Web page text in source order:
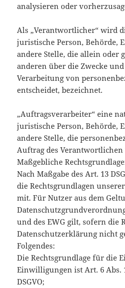
analysieren oder
Als „Verantwortlicher“ wird
juristische Person, Behörde,
andere Stelle, die allein oder
anderen über die Zwecke
Verarbeitung von
entscheidet, bezeichnet.
„Auftragsverarbeiter“ eine
juristische Person, Behörde,
andere Stelle, die
Auftrag des
Maßgebliche
Nach Maßgabe des Art. 13
die Rechtsgrundlagen
mit. Für Nutzer aus dem
und des EWG gilt, sofern die
Datenschutzerklärung nicht
Folgendes:
Die Rechtsgrundlage für die
Einwilligungen ist Art. 6 Abs.
DSGVO;